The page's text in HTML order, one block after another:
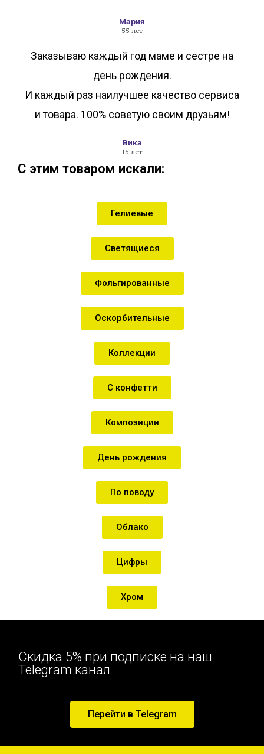
Мария
55 лет
Заказываю каждый год маме и сестре на
день рождения.
И каждый раз наилучшее качество сервиса
и товара. 100% советую своим друзьям!
Вика
15 лет
С этим товаром искали:
Гелиевые
Светящиеся
Фольгированные
Оскорбительные
Коллекции
С конфетти
Композиции
День рождения
По поводу
Облако
Цифры
Хром
Скидка 5% при подписке на наш
Telegram канал
Перейти в Telegram